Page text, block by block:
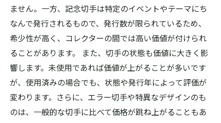
ません。一方、記念切手は特定のイベントやテーマにち
なんで発行されるもので、発行数が限られているため、
希少性が高く、コレクターの間では高い価値が付けられ
ることがあります。 また、切手の状態も価値に大きく影
響します。未使用であれば価値が上がることが多いです
が、使用済みの場合でも、状態や発行年によって評価が
変わります。さらに、エラー切手や特異なデザインのも
のは、一般的な切手に比べて価格が跳ね上がることもあ